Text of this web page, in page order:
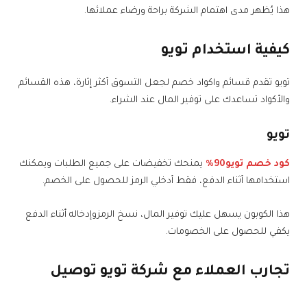
هذا يُظهر مدى اهتمام الشركة براحة ورضاء عملائها.
كيفية استخدام تويو
تويو تقدم قسائم واكواد خصم لجعل التسوق أكثر إثارة، هذه القسائم
والأكواد تساعدك على توفير المال عند الشراء.
تويو
كود خصم تويو90%
يمنحك تخفيضات على جميع الطلبات ويمكنك
استخدامها أثناء الدفع، فقط أدخلي الرمز للحصول على الخصم.
هذا الكوبون يسهل عليك توفير المال، نسخ الرمزوإدخاله أثناء الدفع
يكفي للحصول على الخصومات.
تجارب العملاء مع شركة تويو توصيل